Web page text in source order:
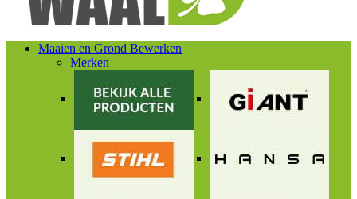
Maaien en Grond Bewerken
Merken